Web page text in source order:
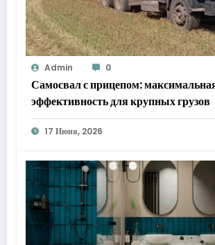
Admin 0
Самосвал с прицепом:
эффективность для крупных грузов
17 Июня, 2026